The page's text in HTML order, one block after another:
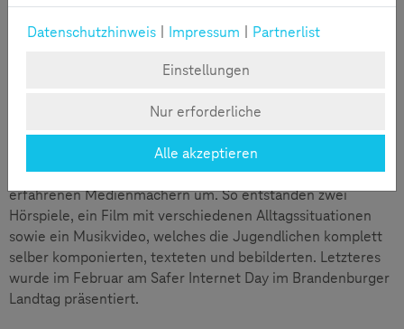
Video Starten Cookies verwalten
Aktion Kinder und Jugendschutz in Brandenburg
Diese Themen setzten sie dann in Kleingruppen und mit
erfahrenen Medienmachern um. So entstanden zwei
Hörspiele, ein Film mit verschiedenen Alltagssituationen
sowie ein Musikvideo, welches die Jugendlichen komplett
selber komponierten, texteten und bebilderten. Letzteres
wurde im Februar am Safer Internet Day im Brandenburger
Landtag präsentiert.
Datenschutzhinweis Impressum
Partnerlist
Einstellungen
Nur erforderliche
Alle akzeptieren